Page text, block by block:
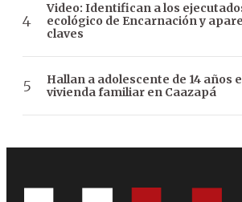
Video: Identifican a los
ecológico de Encarnación y
claves
Hallan a adolescente de 14 años
vivienda familiar en Caazapá